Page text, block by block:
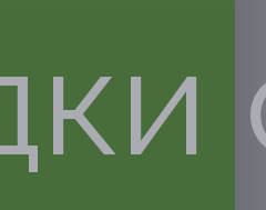
— 1,5 часов.
с медицинским
на другие